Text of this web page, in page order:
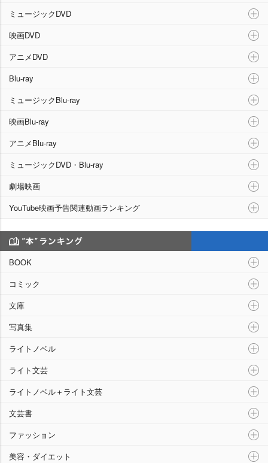
ミュージックDVD
映画DVD
アニメDVD
Blu-ray
ミュージックBlu-ray
映画Blu-ray
アニメBlu-ray
ミュージックDVD・Blu-ray
劇場映画
YouTube映画予告関連動画ランキング
BOOK
コミック
文庫
写真集
ライトノベル
ライト文芸
ライトノベル＋ライト文芸
文芸書
ファッション
美容・ダイエット